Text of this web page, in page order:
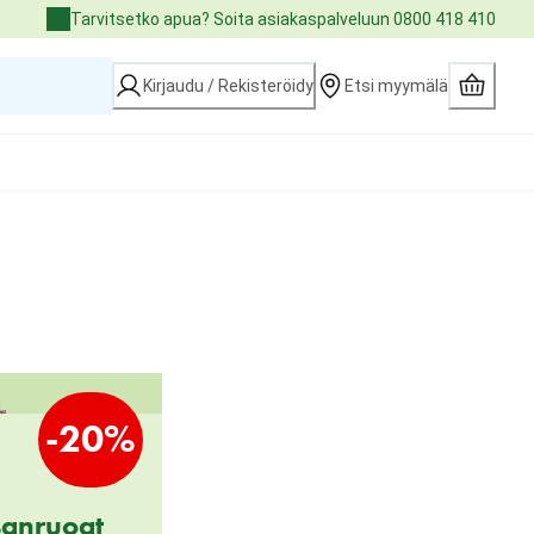
Tarvitsetko apua? Soita asiakaspalveluun 0800 418 410
Kirjaudu / Rekisteröidy Etsi myymälä
-20%